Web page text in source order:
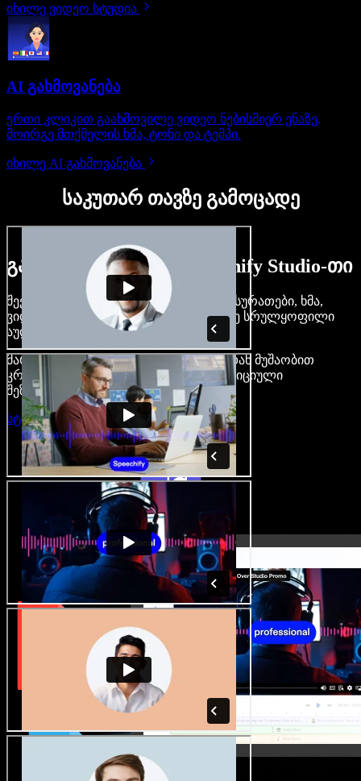
იხილე ვიდეო სტუდია
AI გახმოვანება
ერთი კლიკით გაახმოვილე ვიდეო ნებისმიერ ენაზე,
მოირგე მთქმელის ხმა, ტონი და ტემპი.
იხილე AI გახმოვანება
საკუთარ თავზე გამოცადე
გაიგე, რას შეძლებ Speechify Studio-თი
შექმენი გახმოვანება, დაამატე უფასო სურათები, ხმა,
ვიდეო, დააკლონირე შენი ხმა — ააწყე სრულყოფილი
აუდიო-ვიდეო პროექტები.
მარტივი ინტერფეისით და ბრაუზერიდან მუშაობით
კრეატორები თავისუფლდებიან ტრადიციული
შეზღუდვებისგან.
სტუდიის გახსნა